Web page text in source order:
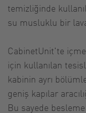
temizliğinde
su musluklu bir
CabinetUnit'te
için kullanılan
kabinin ayrı
geniş kapılar
Bu sayede